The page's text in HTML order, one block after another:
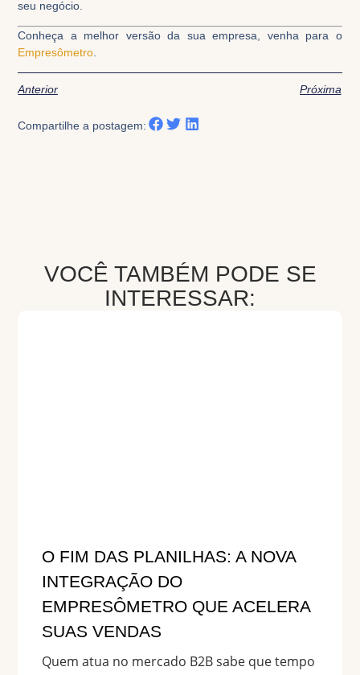
seu negócio.
Conheça a melhor versão da sua empresa, venha para o
Empresômetro
Anterior Próxima
Compartilhe a postagem:
VOCÊ TAMBÉM PODE SE
INTERESSAR:
O FIM DAS PLANILHAS: A NOVA
INTEGRAÇÃO DO
EMPRESÔMETRO QUE ACELERA
SUAS VENDAS
Quem atua no mercado B2B sabe que tempo